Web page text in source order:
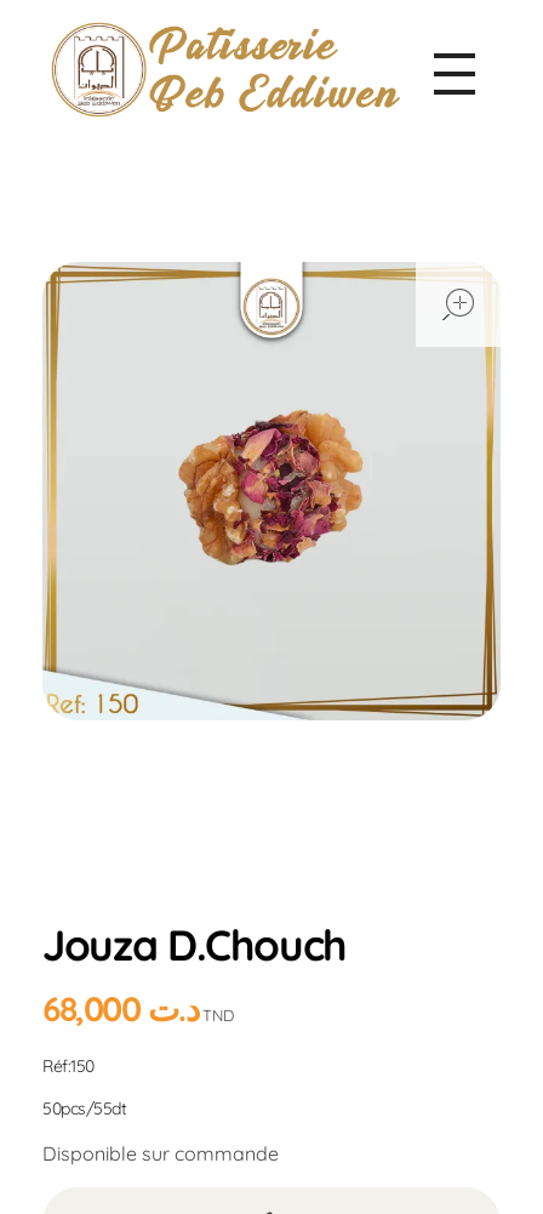
Jouza D.Chouch
د.ت 68,000 TND
Réf:150
50pcs/55dt
Disponible sur commande